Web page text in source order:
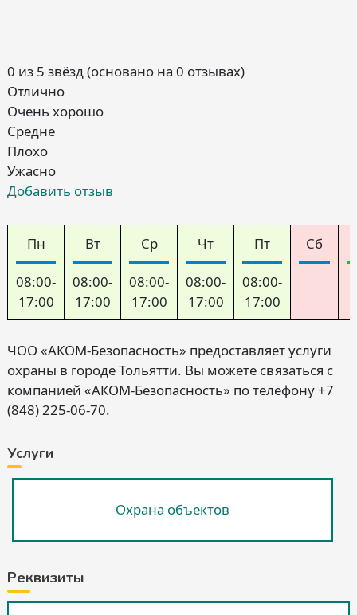
0 из 5 звёзд (основано на 0 отзывах)
Отлично
Очень хорошо
Средне
Плохо
Ужасно
Добавить отзыв
Пн
08:00-
17:00
Вт
08:00-
17:00
Ср
08:00-
17:00
Чт
08:00-
17:00
Пт
08:00-
17:00
Сб
ЧОО «АКОМ-Безопасность» предоставляет услуги
охраны в городе Тольятти. Вы можете связаться с
компанией «АКОМ-Безопасность» по телефону +7
(848) 225-06-70.
Услуги
Охрана объектов
Реквизиты